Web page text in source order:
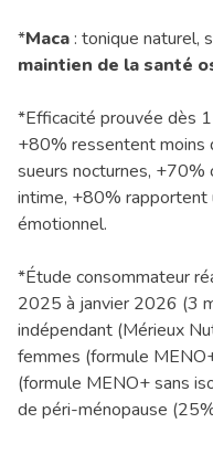
*Maca: tonique naturel,
maintien de la santé
*Efficacité prouvée dès
+80% ressentent moins
sueurs nocturnes,
intime, +80%
émotionnel.
*Étude consommateur
2025 à janvier 2026 (3
indépendant (Mérieux
femmes (formule
(formule MENO+ sans
de péri-ménopause